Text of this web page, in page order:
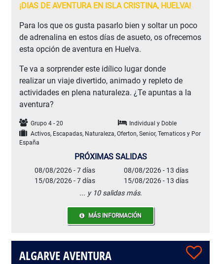
¡DIAS DE AVENTURA EN ISLA CRISTINA, HUELVA!
Para los que os gusta pasarlo bien y soltar un poco
de adrenalina en estos días de asueto, os ofrecemos
esta opción de aventura en Huelva.
Te va a sorprender este idílico lugar donde
realizar un viaje divertido, animado y repleto de
actividades en plena naturaleza. ¿Te apuntas a la
aventura?
Grupo 4 - 20
Individual y Doble
Activos, Escapadas, Naturaleza, Oferton, Senior, Tematicos y Por
España
PRÓXIMAS SALIDAS
08/08/2026 - 7 días
08/08/2026 - 13 días
15/08/2026 - 7 días
15/08/2026 - 13 días
... y 10 salidas más.
MÁS INFORMACIÓN
ALGARVE AVENTURA